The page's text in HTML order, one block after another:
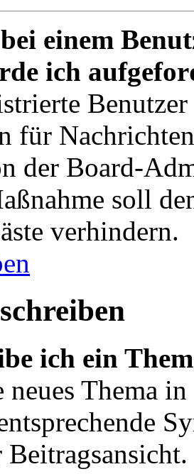
einem
ich
für
der Board-
soll
verhindern.
ich ein
neues Thema